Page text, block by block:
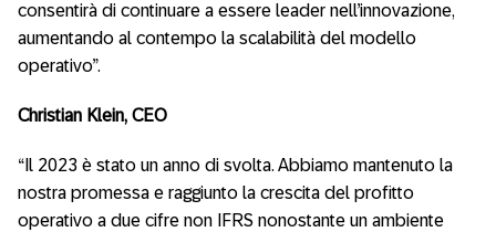
consentirà di continuare a essere leader nell’innovazione,
aumentando al contempo la scalabilità del modello
operativo”.
Christian Klein, CEO
“Il 2023 è stato un anno di svolta. Abbiamo mantenuto la
nostra promessa e raggiunto la crescita del profitto
operativo a due cifre non IFRS nonostante un ambiente